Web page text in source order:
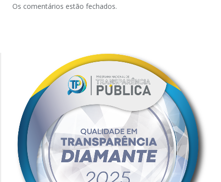
Os comentários estão fechados.